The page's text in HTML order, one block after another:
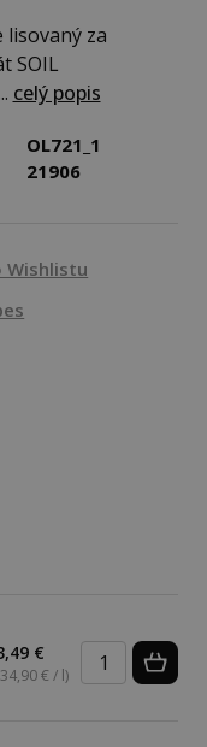
lisovaný za
SOIL
celý popis
OL721_1
21906
Wishlistu
€
€ / l)